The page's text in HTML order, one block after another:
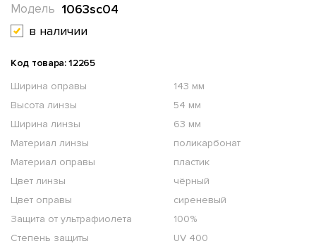
1063sc04
Модель
в наличии
Код товара: 12265
Ширина оправы
143 мм
Высота линзы
54 мм
Ширина линзы
63 мм
Материал линзы
поликарбонат
Материал оправы
пластик
Цвет линзы
чёрный
Цвет оправы
сиреневый
Защита от ультрафиолета
100%
Степень защиты
UV 400